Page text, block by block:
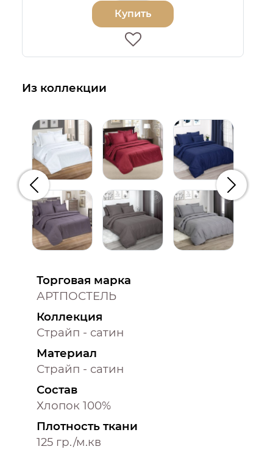
Купить
Из коллекции
Предыдущий
Торговая марка
АРТПОСТЕЛЬ
Коллекция
Страйп - сатин
Материал
Страйп - сатин
Состав
Хлопок 100%
Плотность ткани
125 гр./м.кв